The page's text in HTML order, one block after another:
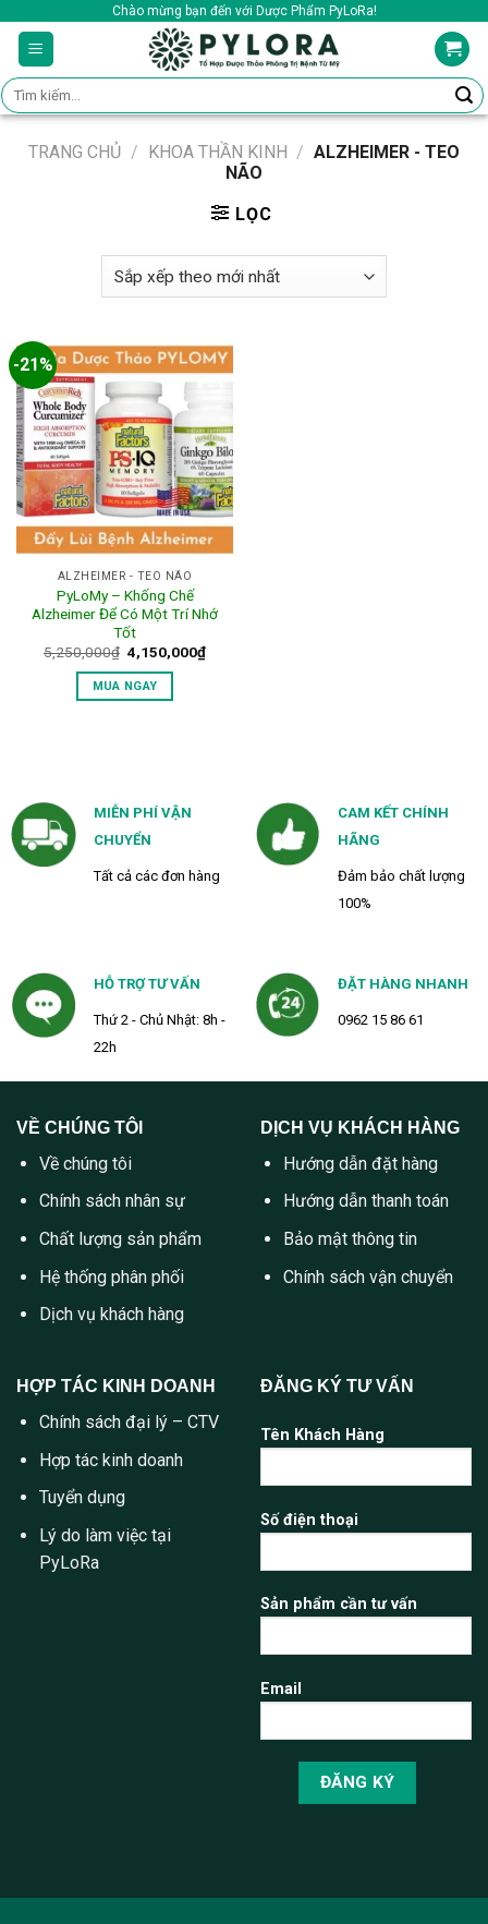
content
Chào mừng bạn đến với Dược Phẩm PyLoRa!
Tìm
kiếm:
TRANG CHỦ / KHOA THẦN KINH / ALZHEIMER - TEO
NÃO
LỌC
-21%
ALZHEIMER - TEO NÃO
PyLoMy – Khống Chế
Alzheimer Để Có Một Trí Nhớ
Tốt
5,250,000₫ Giá
gốc
là:
5,250,000₫.
4,150,000₫Giá
MUA NGAY
MIỄN PHÍ VẬN
CHUYỂN
Tất cả các đơn hàng
CAM KẾT CHÍNH
HÃNG
Đảm bảo chất lượng
100%
HỖ TRỢ TƯ VẤN
Thứ 2 - Chủ Nhật: 8h -
22h
ĐẶT HÀNG NHANH
0962 15 86 61
VỀ CHÚNG TÔI
Về chúng tôi
Chính sách nhân sự
Chất lượng sản phẩm
Hệ thống phân phối
Dịch vụ khách hàng
DỊCH VỤ KHÁCH HÀNG
Hướng dẫn đặt hàng
Hướng dẫn thanh toán
Bảo mật thông tin
Chính sách vận chuyển
HỢP TÁC KINH DOANH
Chính sách đại lý – CTV
Hợp tác kinh doanh
Tuyển dụng
Lý do làm việc tại
PyLoRa
ĐĂNG KÝ TƯ VẤN
Tên Khách Hàng
Số điện thoại
Sản phẩm cần tư vấn
Email